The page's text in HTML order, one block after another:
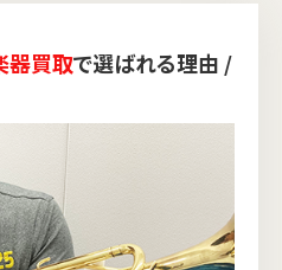
器買取で選ばれる理由 /